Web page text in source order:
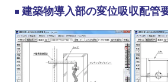
建築物導入部の変位吸収配管